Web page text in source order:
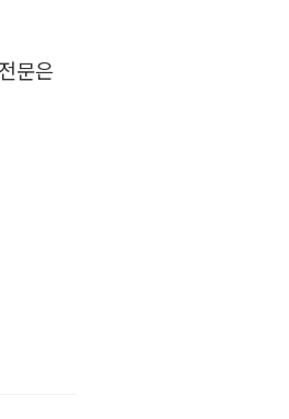
문은